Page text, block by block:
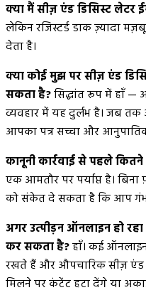
क्या मैं सीज़ एंड डिसिस्ट
लेकिन रजिस्टर्ड डाक ज़्यादा
देता है।
क्या कोई मुझ पर सीज़ एंड
सकता है?सिद्धांत रूप में हाँ
व्यवहार में यह दुर्लभ है। जब
आपका पत्र सच्चा और
कानूनी कार्रवाई से पहले
एक आमतौर पर पर्याप्त है। बिना
को संकेत दे सकता है कि आप
अगर उत्पीड़न ऑनलाइन हो
कर सकता है?हाँ। कई
रखते हैं और औपचारिक सीज़ एंड
मिलने पर कंटेंट हटा देंगे या